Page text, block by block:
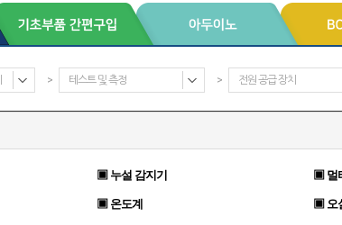
> 테스트 및 측정 > 전원 공급 장치
▣ 누설 감지기 ▣ 멀
▣ 온도계 ▣ 오